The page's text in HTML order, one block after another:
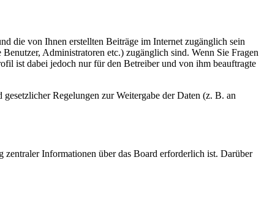
die von Ihnen erstellten Beiträge im Internet zugänglich sein
Administratoren etc.) zugänglich sind. Wenn Sie Fragen
ist dabei jedoch nur für den Betreiber und von ihm beauftragte
Regelungen zur Weitergabe der Daten (z. B. an
zentraler Informationen über das Board erforderlich ist. Darüber